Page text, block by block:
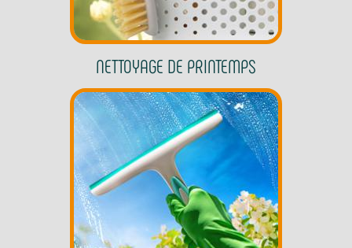
NETTOYAGE DE PRINTEMPS